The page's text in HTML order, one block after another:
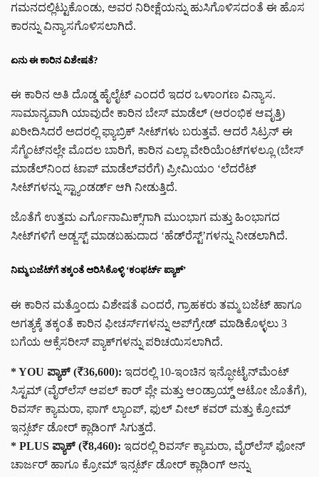
ಗಮನದಲ್ಲಿಟ್ಟುಕೊಂಡು, ಅವರ ನಿರೀಕ್ಷೆಯನ್ನು ಹುಸಿಗೊಳಿಸದಂತೆ ಈ ಹೊಸ
ಕಾರನ್ನು ವಿನ್ಯಾಸಗೊಳಿಸಲಾಗಿದೆ.
ಏನು ಈ ಕಾರಿನ ವಿಶೇಷತೆ?
ಈ ಕಾರಿನ ಅತಿ ದೊಡ್ಡ ಹೈಲೈಟ್ ಎಂದರೆ ಇದರ ಒಳಾಂಗಣ ವಿನ್ಯಾಸ.
ಸಾಮಾನ್ಯವಾಗಿ ಯಾವುದೇ ಕಾರಿನ ಬೇಸ್ ಮಾಡೆಲ್ (ಆರಂಭಿಕ ಆವೃತ್ತಿ)
ಖರೀದಿಸಿದರೆ ಅದರಲ್ಲಿ ಫ್ಯಾಬ್ರಿಕ್ ಸೀಟ್‌ಗಳು ಬರುತ್ತವೆ. ಆದರೆ ಸಿಟ್ರನ್ ಈ
ಸೆಗ್ಮೆಂಟ್‌ನಲ್ಲೇ ಮೊದಲ ಬಾರಿಗೆ, ಕಾರಿನ ಎಲ್ಲಾ ವೇರಿಯೆಂಟ್‌ಗಳಲ್ಲೂ (ಬೇಸ್
ಮಾಡೆಲ್‌ನಿಂದ ಟಾಪ್ ಮಾಡೆಲ್‌ವರೆಗೆ) ಪ್ರೀಮಿಯಂ ‘ಲೆದರೆಟ್
ಸೀಟ್‌ಗಳನ್ನು ಸ್ಟ್ಯಾಂಡರ್ಡ್ ಆಗಿ ನೀಡುತ್ತಿದೆ.
ಜೊತೆಗೆ ಉತ್ತಮ ಎರ್ಗೊನಾಮಿಕ್ಸ್‌ಗಾಗಿ ಮುಂಭಾಗ ಮತ್ತು ಹಿಂಭಾಗದ
ಸೀಟ್‌ಗಳಿಗೆ ಅಡ್ಜಸ್ಟ್ ಮಾಡಬಹುದಾದ ‘ಹೆಡ್‌ರೆಸ್ಟ್’ಗಳನ್ನು ನೀಡಲಾಗಿದೆ.
ನಿಮ್ಮ ಬಜೆಟ್‌ಗೆ ತಕ್ಕಂತೆ ಆರಿಸಿಕೊಳ್ಳಿ ‘ಕಂಫರ್ಟ್ ಪ್ಯಾಕ್ʼ
ಈ ಕಾರಿನ ಮತ್ತೊಂದು ವಿಶೇಷತೆ ಎಂದರೆ, ಗ್ರಾಹಕರು ತಮ್ಮ ಬಜೆಟ್ ಹಾಗೂ
ಅಗತ್ಯಕ್ಕೆ ತಕ್ಕಂತೆ ಕಾರಿನ ಫೀಚರ್ಸ್‌ಗಳನ್ನು ಅಪ್‌ಗ್ರೇಡ್ ಮಾಡಿಕೊಳ್ಳಲು 3
ಬಗೆಯ ಆಕ್ಸೆಸರೀಸ್ ಪ್ಯಾಕ್‌ಗಳನ್ನು ಪರಿಚಯಿಸಲಾಗಿದೆ.
* YOU ಪ್ಯಾಕ್ (₹36,600): ಇದರಲ್ಲಿ 10-ಇಂಚಿನ ಇನ್ಫೋಟೈನ್‌ಮೆಂಟ್
ಸಿಸ್ಟಮ್ (ವೈರ್‌ಲೆಸ್ ಆಪಲ್ ಕಾರ್ ಪ್ಲೇ ಮತ್ತು ಆಂಡ್ರಾಯ್ಡ್ ಆಟೋ ಜೊತೆಗೆ),
ರಿವರ್ಸ್ ಕ್ಯಾಮರಾ, ಫಾಗ್ ಲ್ಯಾಂಪ್, ಫುಲ್ ವೀಲ್ ಕವರ್ ಮತ್ತು ಕ್ರೋಮ್
ಇನ್ಸರ್ಟ್ ಡೋರ್ ಕ್ಲಾಡಿಂಗ್ ಸಿಗುತ್ತದೆ.
* PLUS ಪ್ಯಾಕ್ (₹8,460): ಇದರಲ್ಲಿ ರಿವರ್ಸ್ ಕ್ಯಾಮರಾ, ವೈರ್‌ಲೆಸ್ ಫೋನ್
ಚಾರ್ಜರ್ ಹಾಗೂ ಕ್ರೋಮ್ ಇನ್ಸರ್ಟ್ ಡೋರ್ ಕ್ಲಾಡಿಂಗ್ ಅನ್ನು